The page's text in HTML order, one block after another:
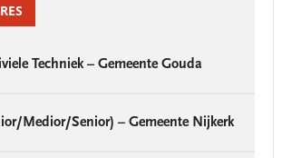
Techniek – Gemeente Gouda
Medior/Senior) – Gemeente Nijkerk